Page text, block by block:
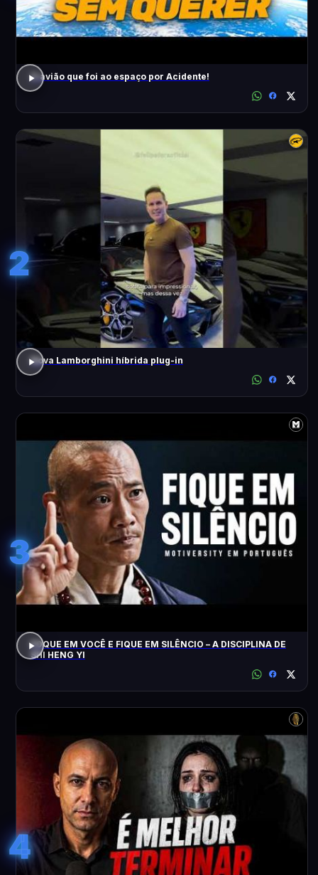
O avião que foi ao espaço por Acidente!
2
Nova Lamborghini híbrida plug-in
3
FOQUE EM VOCÊ E FIQUE EM SILÊNCIO – A DISCIPLINA DE
SHI HENG YI
4